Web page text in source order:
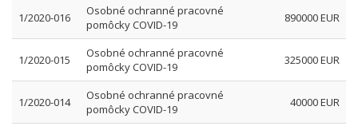
1/2020-016
Osobné ochranné pracovné
pomôcky COVID-19
890000 EUR
1/2020-015
Osobné ochranné pracovné
pomôcky COVID-19
325000 EUR
1/2020-014
Osobné ochranné pracovné
pomôcky COVID-19
40000 EUR